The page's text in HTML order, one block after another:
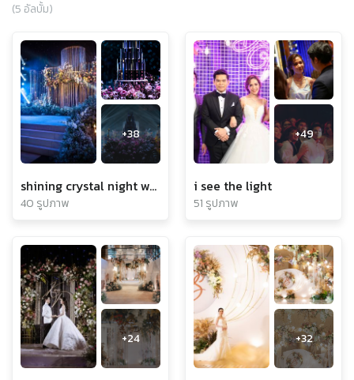
(5 อัลบั้ม)
+38
shining crystal night wedding
40 รูปภาพ
+49
i see the light
51 รูปภาพ
+24 +32